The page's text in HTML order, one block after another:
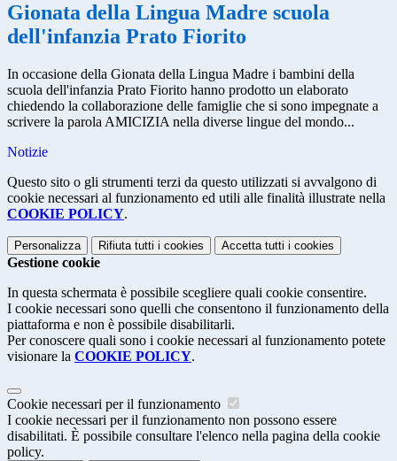
Gionata della Lingua Madre scuola
dell'infanzia Prato Fiorito
In occasione della Gionata della Lingua Madre i bambini della
scuola dell'infanzia Prato Fiorito hanno prodotto un elaborato
chiedendo la collaborazione delle famiglie che si sono impegnate a
scrivere la parola AMICIZIA nella diverse lingue del mondo...
Notizie
Questo sito o gli strumenti terzi da questo utilizzati si avvalgono di
cookie necessari al funzionamento ed utili alle finalità illustrate nella
COOKIE POLICY.
Personalizza Rifiuta tutti i cookies Accetta tutti i cookies
Gestione cookie
In questa schermata è possibile scegliere quali cookie consentire.
I cookie necessari sono quelli che consentono il funzionamento della
piattaforma e non è possibile disabilitarli.
Per conoscere quali sono i cookie necessari al funzionamento potete
visionare la COOKIE POLICY.
Cookie necessari per il funzionamento
I cookie necessari per il funzionamento non possono essere
disabilitati. È possibile consultare l'elenco nella pagina della cookie
policy.